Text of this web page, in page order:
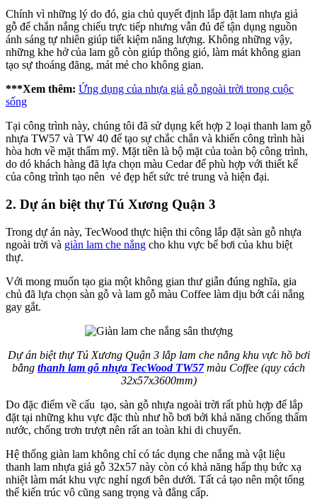
Chính vì những lý do đó, gia chủ quyết định lắp đặt lam nhựa giả
gỗ để chắn nắng chiếu trực tiếp nhưng vẫn đủ để tận dụng nguồn
ánh sáng tự nhiên giúp tiết kiệm năng lượng. Không những vậy,
những khe hở của lam gỗ còn giúp thông gió, làm mát không gian
tạo sự thoáng đãng, mát mẻ cho không gian.
***Xem thêm: Ứng dụng của nhựa giả gỗ ngoài trời trong cuộc
sống
Tại công trình này, chúng tôi đã sử dụng kết hợp 2 loại thanh lam gỗ
nhựa TW57 và TW 40 để tạo sự chắc chắn và khiến công trình hài
hòa hơn về mặt thẩm mỹ. Mặt tiền là bộ mặt của toàn bộ công trình,
do dó khách hàng đã lựa chọn màu Cedar để phù hợp với thiết kế
của công trình tạo nên vẻ đẹp hết sức trẻ trung và hiện đại.
2. Dự án biệt thự Tú Xương Quận 3
Trong dự án này, TecWood thực hiện thi công lắp đặt sàn gỗ nhựa
ngoài trời và giàn lam che nắng cho khu vực bể bơi của khu biệt
thự.
Với mong muốn tạo gia một không gian thư giẫn đúng nghĩa, gia
chủ đã lựa chọn sàn gỗ và lam gỗ màu Coffee làm dịu bớt cái nắng
gay gắt.
Dự án biệt thự Tú Xương Quận 3 lắp lam che nắng khu vực hồ bơi
bằng thanh lam gỗ nhựa TecWood TW57màu Coffee (quy cách
32x57x3600mm)
Do đặc điểm về cấu tạo, sàn gỗ nhựa ngoài trời rất phù hợp để lắp
đặt tại những khu vực đặc thù như hồ bơi bởi khả năng chống thấm
nước, chống trơn trượt nên rất an toàn khi di chuyển.
Hệ thống giàn lam không chỉ có tác dụng che nắng mà vật liệu
thanh lam nhựa giả gỗ 32x57 này còn có khả năng hấp thụ bức xạ
nhiệt làm mát khu vực nghỉ ngơi bên dưới. Tất cả tạo nên một tổng
thể kiến trúc vô cũng sang trọng và đẳng cấp.